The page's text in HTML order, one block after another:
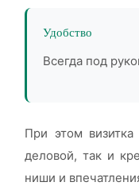
Удобство
Всегда под
При этом
деловой, так и
ниши и